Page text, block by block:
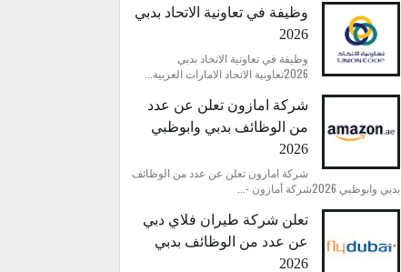
وظيفة في تعاونية الاتحاد بدبي
2026
وظيفة في تعاونية الاتحاد بدبي
2026تعاونية الاتحاد الامارات العربية...
شركة امازون تعلن عن عدد
من الوظائف بدبي وابوظبي
2026
شركة امازون تعلن عن عدد من الوظائف
بدبي وابوظبي 2026شركة أمازون -...
تعلن شركة طيران فلاي دبي
عن عدد من الوظائف بدبي
2026